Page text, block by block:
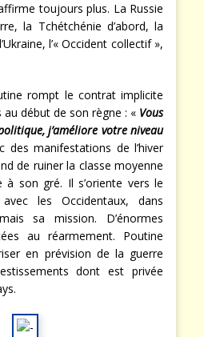
toujours plus. La Russie
la Tchétchénie d’abord, la
l’« Occident collectif »,
rompt le contrat implicite
au début de son règne : « Vous
j’améliore votre niveau
des manifestations de l’hiver
de ruiner la classe moyenne
à son gré. Il s’oriente vers le
les Occidentaux, dans
sa mission. D’énormes
au réarmement. Poutine
en prévision de la guerre
dont est privée